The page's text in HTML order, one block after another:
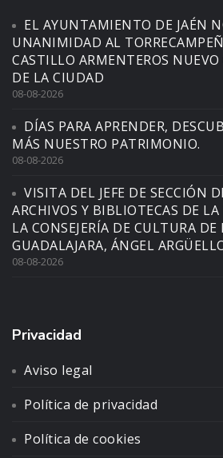
EL AYUNTAMIENTO DE JAÉN
UNANIMIDAD AL
CASTILLO ARMENTEROS
DE LA CIUDAD
08-08-2026
DÍAS PARA APRENDER,
MÁS NUESTRO PATRIMONIO.
08-08-2026
VISITA DEL JEFE DE SECCIÓN
ARCHIVOS Y BIBLIOTECAS DE
LA CONSEJERÍA DE CULTURA DE
GUADALAJARA, ÁNGEL
08-08-2026
Privacidad
Aviso legal
Política de privacidad
Política de cookies